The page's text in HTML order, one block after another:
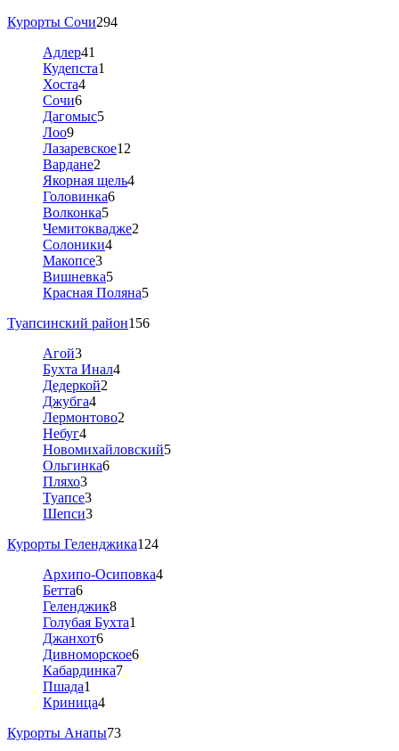
Курорты Сочи294
Адлер41
Кудепста1
Хоста4
Сочи6
Дагомыс5
Лоо9
Лазаревское12
Вардане2
Якорная щель4
Головинка6
Волконка5
Чемитоквадже2
Солоники4
Макопсе3
Вишневка5
Красная Поляна5
Туапсинский район156
Агой3
Бухта Инал4
Дедеркой2
Джубга4
Лермонтово2
Небуг4
Новомихайловский5
Ольгинка6
Пляхо3
Туапсе3
Шепси3
Курорты Геленджика124
Архипо-Осиповка4
Бетта6
Геленджик8
Голубая Бухта1
Джанхот6
Дивноморское6
Кабардинка7
Пшада1
Криница4
Курорты Анапы73